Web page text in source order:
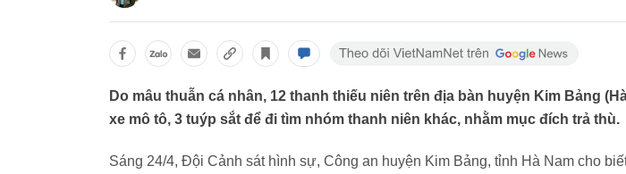
Do mâu thuẫn cá nhân, 12 thanh thiếu niên trên địa bàn huyện Kim Bảng
xe mô tô, 3 tuýp sắt để đi tìm nhóm thanh niên khác, nhằm mục đích trả thù.
Sáng 24/4, Đội Cảnh sát hình sự, Công an huyện Kim Bảng, tỉnh Hà Nam cho